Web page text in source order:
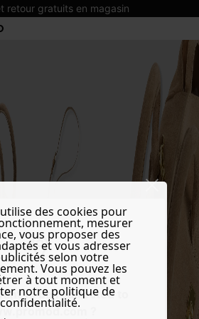
retour gratuits en magasin
to be redirected to
?
des cookies pour
mesurer
vous proposer des
et vous adresser
selon votre
Vous pouvez les
à tout moment et
notre politique de
confidentialité.